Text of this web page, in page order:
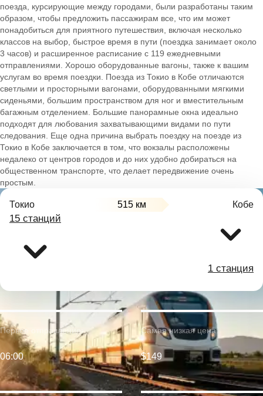
поезда, курсирующие между городами, были разработаны таким
образом, чтобы предложить пассажирам все, что им может
понадобиться для приятного путешествия, включая несколько
классов на выбор, быстрое время в пути (поездка занимает около
3 часов) и расширенное расписание с 119 ежедневными
отправлениями. Хорошо оборудованные вагоны, также к вашим
услугам во время поездки. Поезда из Токио в Кобе отличаются
светлыми и просторными вагонами, оборудованными мягкими
сиденьями, большим пространством для ног и вместительным
багажным отделением. Большие панорамные окна идеально
подходят для любования захватывающими видами по пути
следования. Еще одна причина выбрать поездку на поезде из
Токио в Кобе заключается в том, что вокзалы расположены
недалеко от центров городов и до них удобно добираться на
общественном транспорте, что делает передвижение очень
простым.
Токио 515 км Кобе
15 станций
1 станция
Первое отправление:
06:00
Самая низкая цена:
$149